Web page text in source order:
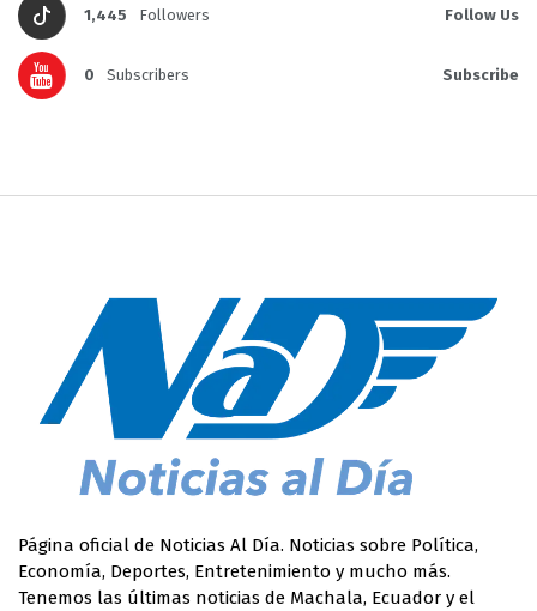
1,445 Followers Follow Us
0 Subscribers Subscribe
Página oficial de Noticias Al Día. Noticias sobre Política,
Economía, Deportes, Entretenimiento y mucho más.
Tenemos las últimas noticias de Machala, Ecuador y el